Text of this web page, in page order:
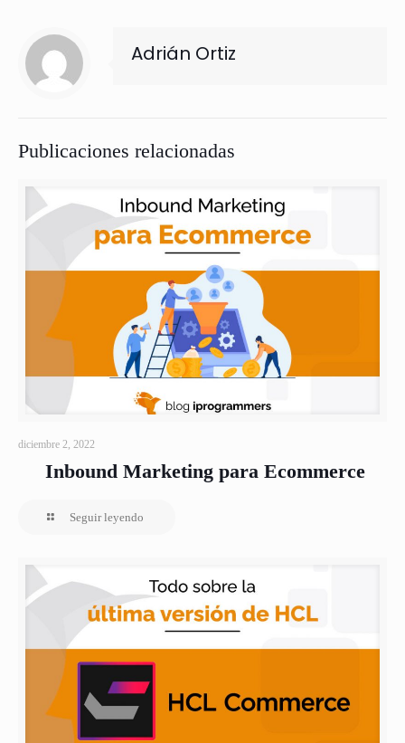
Adrián Ortiz
Publicaciones relacionadas
diciembre 2, 2022
Inbound Marketing para Ecommerce
Seguir leyendo